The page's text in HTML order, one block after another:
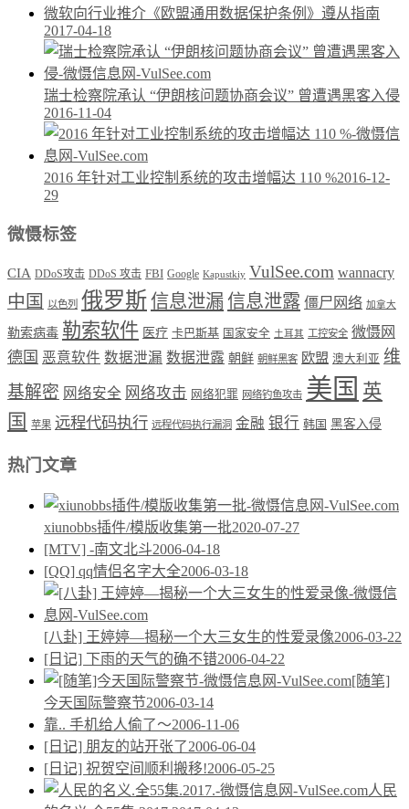
微软向行业推介《欧盟通用数据保护条例》遵从指南
2017-04-18
瑞士检察院承认 “伊朗核问题协商会议” 曾遭遇黑客入侵
2016-11-04
2016 年针对工业控制系统的攻击增幅达 110 %2016-12-
29
微慑标签
CIA DDoS攻击 DDoS 攻击 FBI Google Kapustkiy VulSee.com wannacry
中国 以色列 俄罗斯信息泄漏信息泄露 僵尸网络 加拿大
勒索病毒 勒索软件 医疗 卡巴斯基 国家安全 土耳其 工控安全 微慑网
德国 恶意软件 数据泄漏 数据泄露 朝鲜 朝鲜黑客 欧盟 澳大利亚 维
基解密 网络安全 网络攻击 网络犯罪 网络钓鱼攻击 美国 英
国
苹果 远程代码执行 远程代码执行漏洞 金融 银行 韩国 黑客入侵
热门文章
xiunobbs插件/模版收集第一批2020-07-27
[MTV] -南文北斗2006-04-18
[QQ] qq情侣名字大全2006-03-18
[八卦] 王婷婷—揭秘一个大三女生的性爱录像2006-03-22
[日记] 下雨的天气的确不错2006-04-22
[随笔]
今天国际警察节2006-03-14
靠.. 手机给人偷了～2006-11-06
[日记] 朋友的站开张了2006-06-04
[日记] 祝贺空间顺利搬移!2006-05-25
人民